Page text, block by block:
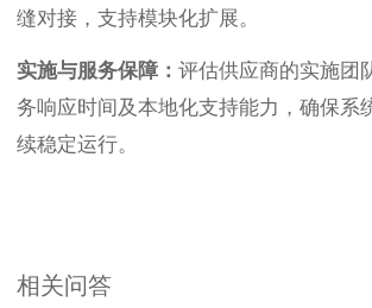
缝对接，支持模块化扩展。
实施与服务保障： 评估供应商的实施团
务响应时间及本地化支持能力，确保系
续稳定运行。
相关问答